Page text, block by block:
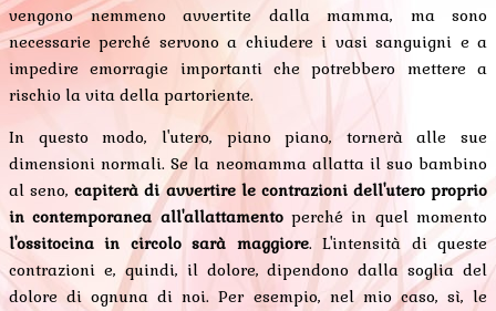
vengono nemmeno avvertite dalla mamma, ma sono
necessarie perché servono a chiudere i vasi sanguigni e a
impedire emorragie importanti che potrebbero mettere a
rischio la vita della partoriente.
In questo modo, l'utero, piano piano, tornerà alle sue
dimensioni normali. Se la neomamma allatta il suo bambino
al seno,capiterà di avvertire le contrazioni dell'utero proprio
in contemporanea all'allattamentoperché in quel momento
l'ossitocina in circolo sarà maggiore. L'intensità di queste
contrazioni e, quindi, il dolore, dipendono dalla soglia del
dolore di ognuna di noi. Per esempio, nel mio caso, sì, le